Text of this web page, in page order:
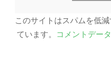
このサイトはスパムを低
ています。 コメントデー